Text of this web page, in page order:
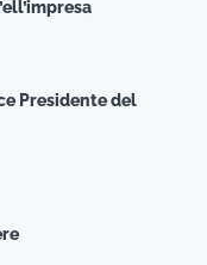
Presidente del